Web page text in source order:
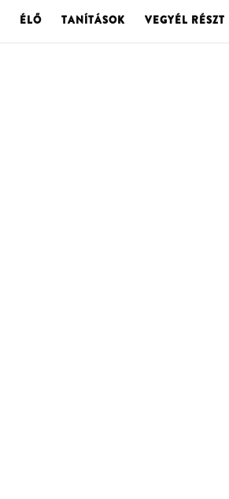
ÉLŐ TANÍTÁSOK VEGYÉL RÉSZT